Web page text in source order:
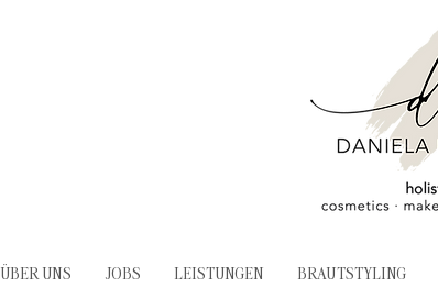
ÜBER UNS JOBS LEISTUNGEN BRAUTSTYLING